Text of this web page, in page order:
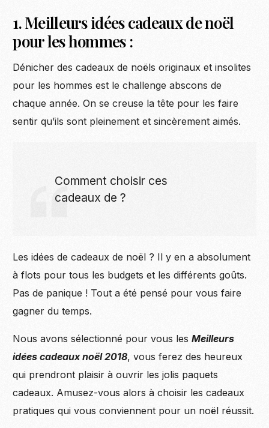
1. Meilleurs idées cadeaux de noël
pour les hommes :
Dénicher des cadeaux de noëls originaux et insolites
pour les hommes est le challenge abscons de
chaque année. On se creuse la tête pour les faire
sentir qu’ils sont pleinement et sincèrement aimés.
Comment choisir ces
cadeaux de ?
Les idées de cadeaux de noël ? Il y en a absolument
à flots pour tous les budgets et les différents goûts.
Pas de panique ! Tout a été pensé pour vous faire
gagner du temps.
Nous avons sélectionné pour vous lesMeilleurs
idées cadeaux noël 2018, vous ferez des heureux
qui prendront plaisir à ouvrir les jolis paquets
cadeaux. Amusez-vous alors à choisir les cadeaux
pratiques qui vous conviennent pour un noël réussit.